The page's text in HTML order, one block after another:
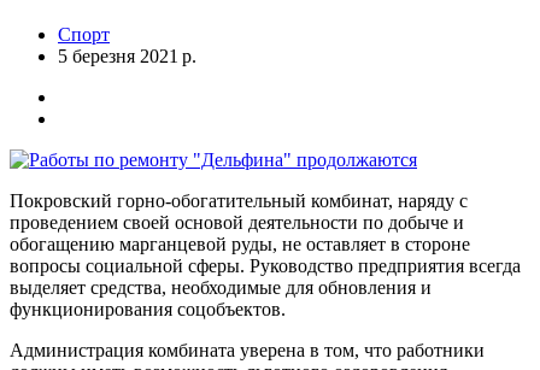
Спорт
5 березня 2021 р.
Покровский горно-обогатительный комбинат, наряду с
проведением своей основой деятельности по добыче и
обогащению марганцевой руды, не оставляет в стороне
вопросы социальной сферы. Руководство предприятия всегда
выделяет средства, необходимые для обновления и
функционирования соцобъектов.
Администрация комбината уверена в том, что работники